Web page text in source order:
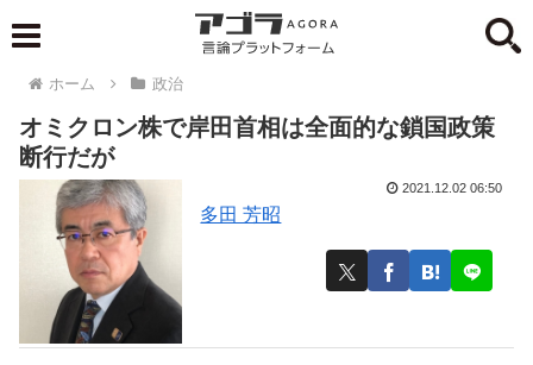
ホーム 政治
オミクロン株で岸田首相は全面的な鎖国政策
断行だが
多田 芳昭
2021.12.02 06:50